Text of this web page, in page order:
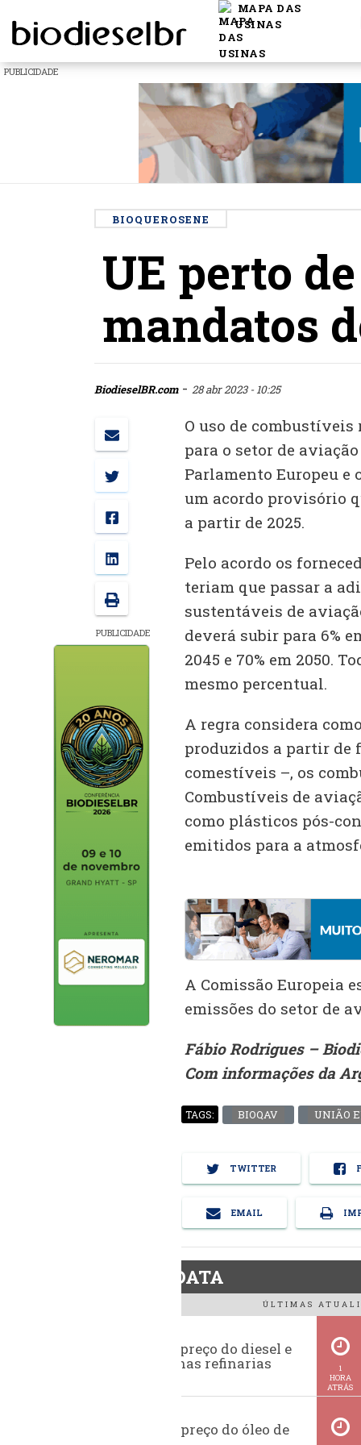
MAPA DAS
USINAS
PUBLICIDADE
BIOQUEROSENE
UE perto
mandatos
BiodieselBR.com- 28 abr 2023 - 10:25
PUBLICIDADE
O uso de
para o setor de
Parlamento Europeu e
um acordo provisório
a partir de 2025.
Pelo acordo os
teriam que passar a
sustentáveis de
deverá subir para 6%
2045 e 70% em 2050.
mesmo percentual.
A regra considera
produzidos a partir de
comestíveis –, os
Combustíveis de
como plásticos pós-
emitidos para a
A Comissão Europeia
emissões do setor de
Fábio Rodrigues –
Com informações da
TAGS: BIOQAV UNIÃO
TWITTER
EMAIL
BiodieselDATA
ÚLTIMAS
Evolução do preço do diesel e
da gasolina nas refinarias
1
HORA
ATRÁS
Histórico do preço do óleo de